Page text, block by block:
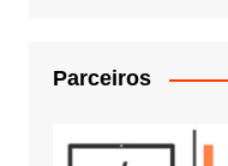
Parceiros